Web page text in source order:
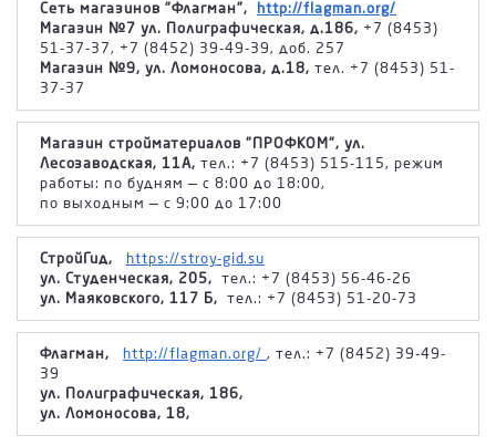
Сеть магазинов "Флагман",
http://flagman.org/
Магазин №7 ул. Полиграфическая, д.186, +7 (8453)
51-37-37, +7 (8452) 39-49-39, доб. 257
Магазин №9, ул. Ломоносова, д.18, тел. +7 (8453) 51-
37-37
Магазин стройматериалов "ПРОФКОМ", ул.
Лесозаводская, 11А, тел.: +7 (8453) 515-115, режим
работы: по будням — с 8:00 до 18:00,
по выходным — с 9:00 до 17:00
СтройГид,
https://stroy-gid.su
ул. Студенческая, 205, тел.: +7 (8453) 56-46-26
ул. Маяковского, 117 Б, тел.: +7 (8453) 51-20-73
Флагман, http://flagman.org/ , тел.: +7 (8452) 39-49-
39
ул. Полиграфическая, 186,
ул. Ломоносова, 18,